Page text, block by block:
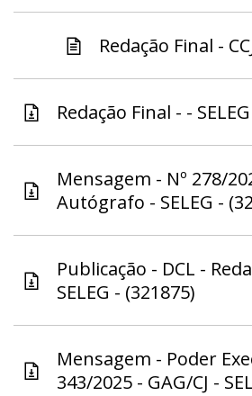
Redação Final -
Redação Final - -
Mensagem - Nº 278/
Autógrafo - SELEG -
Publicação - DCL -
SELEG - (321875)
Mensagem - Poder
343/2025 - GAG/CJ -